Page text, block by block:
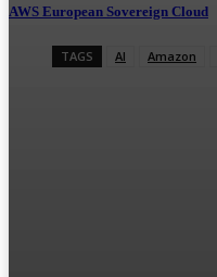
AWS European Sovereign Cloud
TAGS AI Amazon